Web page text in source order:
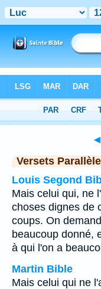
Chapitre 12> Verset 48
◄
Versets
Louis Segond
Mais celui qui, ne
choses dignes de
coups. On
beaucoup donné,
à qui l'on a
Martin Bible
Mais celui qui ne